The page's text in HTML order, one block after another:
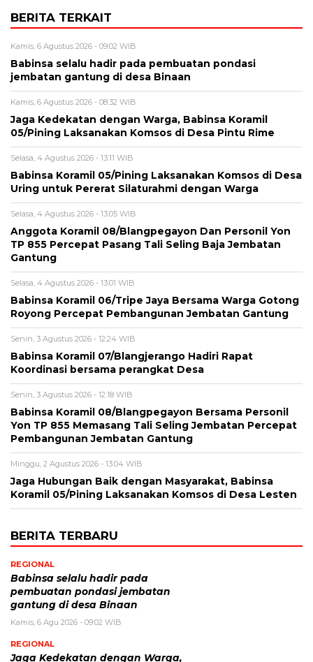
BERITA TERKAIT
Kamis, 6 Agustus 2026 - 09:02 WIB
Babinsa selalu hadir pada pembuatan pondasi
jembatan gantung di desa Binaan
Kamis, 6 Agustus 2026 - 08:32 WIB
Jaga Kedekatan dengan Warga, Babinsa Koramil
05/Pining Laksanakan Komsos di Desa Pintu Rime
Selasa, 4 Agustus 2026 - 13:11 WIB
Babinsa Koramil 05/Pining Laksanakan Komsos di Desa
Uring untuk Pererat Silaturahmi dengan Warga
Selasa, 4 Agustus 2026 - 13:05 WIB
Anggota Koramil 08/Blangpegayon Dan Personil Yon
TP 855 Percepat Pasang Tali Seling Baja Jembatan
Gantung
Selasa, 4 Agustus 2026 - 13:01 WIB
Babinsa Koramil 06/Tripe Jaya Bersama Warga Gotong
Royong Percepat Pembangunan Jembatan Gantung
Senin, 3 Agustus 2026 - 12:24 WIB
Babinsa Koramil 07/Blangjerango Hadiri Rapat
Koordinasi bersama perangkat Desa
Senin, 3 Agustus 2026 - 12:18 WIB
Babinsa Koramil 08/Blangpegayon Bersama Personil
Yon TP 855 Memasang Tali Seling Jembatan Percepat
Pembangunan Jembatan Gantung
Minggu, 2 Agustus 2026 - 13:04 WIB
Jaga Hubungan Baik dengan Masyarakat, Babinsa
Koramil 05/Pining Laksanakan Komsos di Desa Lesten
BERITA TERBARU
REGIONAL
Babinsa selalu hadir pada
pembuatan pondasi jembatan
gantung di desa Binaan
Kamis, 6 Agu 2026 - 09:02 WIB
REGIONAL
Jaga Kedekatan dengan Warga,